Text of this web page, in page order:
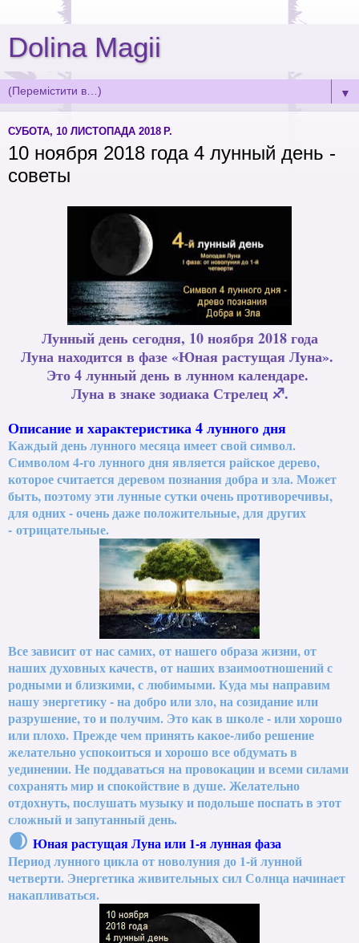
Dolina Magii
▼
СУБОТА, 10 ЛИСТОПАДА 2018 Р.
10 ноября 2018 года 4 лунный день -
советы
Лунный день сегодня, 10 ноября 2018 года
Луна находится в фазе «Юная растущая Луна».
Это 4 лунный день в лунном календаре.
Луна в знаке зодиака Стрелец ♐.
Описание и характеристика 4 лунного дня
Каждый день лунного месяца имеет свой символ.
Символом 4-го лунного дня является райское дерево,
которое считается деревом познания добра и зла. Может
быть, поэтому эти лунные сутки очень противоречивы,
для одних - очень даже положительные, для других
- отрицательные.
Все зависит от нас самих, от нашего образа жизни, от
наших духовных качеств, от наших взаимоотношений с
родными и близкими, с любимыми. Куда мы направим
нашу энергетику - на добро или зло, на созидание или
разрушение, то и получим. Это как в школе - или хорошо
или плохо. Прежде чем принять какое-либо решение
желательно успокоиться и хорошо все обдумать в
уединении. Не поддаваться на провокации и всеми силами
сохранять мир и спокойствие в душе. Желательно
отдохнуть, послушать музыку и подольше поспать в этот
сложный и запутанный день.
🌒 Юная растущая Луна или 1-я лунная фаза
Период лунного цикла от новолуния до 1-й лунной
четверти. Энергетика живительных сил Солнца начинает
накапливаться.